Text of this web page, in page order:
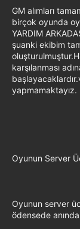
GM alımları
birçok oyunda
YARDIM
şuanki ekibim
karşılanması
yapmamaktayız.
Oyunun Server
Oyunun server
ödensede